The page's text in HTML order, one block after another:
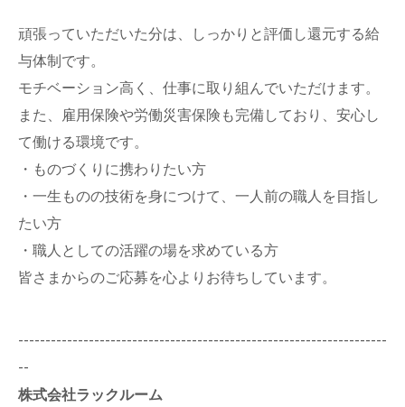
頑張っていただいた分は、しっかりと評価し還元する給
与体制です。
モチベーション高く、仕事に取り組んでいただけます。
また、雇用保険や労働災害保険も完備しており、安心し
て働ける環境です。
・ものづくりに携わりたい方
・一生ものの技術を身につけて、一人前の職人を目指し
たい方
・職人としての活躍の場を求めている方
皆さまからのご応募を心よりお待ちしています。
--------------------------------------------------------------------
--
株式会社ラックルーム